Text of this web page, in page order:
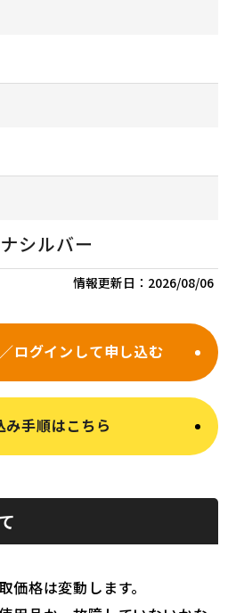
シルバー
情報更新日： 2026/08/06
ログインして申し込む
み手順はこちら
価格は変動します。